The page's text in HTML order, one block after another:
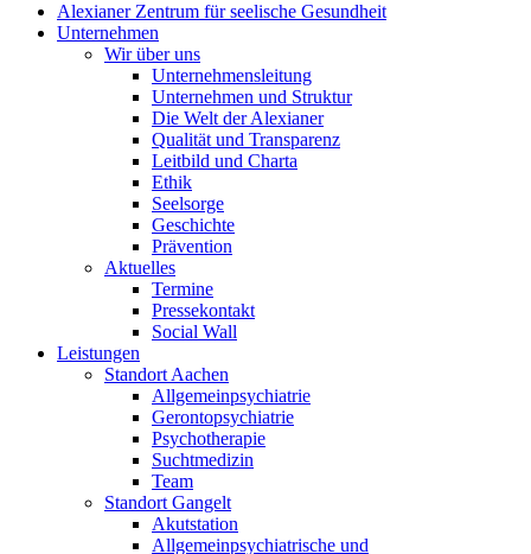
Alexianer Zentrum für seelische Gesundheit
Unternehmen
Wir über uns
Unternehmensleitung
Unternehmen und Struktur
Die Welt der Alexianer
Qualität und Transparenz
Leitbild und Charta
Ethik
Seelsorge
Geschichte
Prävention
Aktuelles
Termine
Pressekontakt
Social Wall
Leistungen
Standort Aachen
Allgemeinpsychiatrie
Gerontopsychiatrie
Psychotherapie
Suchtmedizin
Team
Standort Gangelt
Akutstation
Allgemeinpsychiatrische und